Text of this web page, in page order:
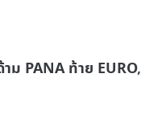
ม PANA ท้าย EURO,